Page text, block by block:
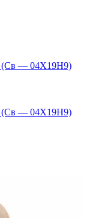
(Св — 04Х19Н9)
(Св — 04Х19Н9)